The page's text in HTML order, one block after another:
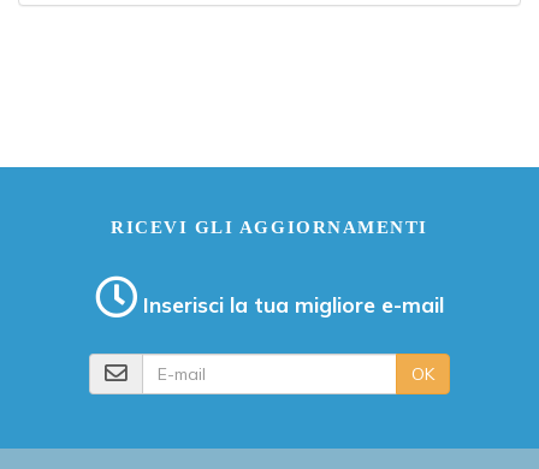
RICEVI GLI AGGIORNAMENTI
Inserisci la tua migliore e-mail
OK